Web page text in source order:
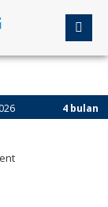
4 bulan yang